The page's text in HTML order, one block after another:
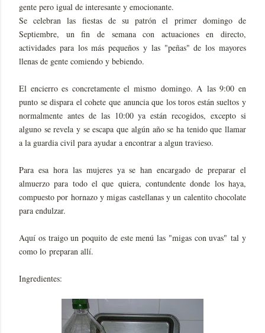
gente pero igual de interesante y emocionante.
Se celebran las fiestas de su patrón el primer domingo de
Septiembre, un fin de semana con actuaciones en directo,
actividades para los más pequeños y las "peñas" de los mayores
llenas de gente comiendo y bebiendo.
El encierro es concretamente el mismo domingo. A las 9:00 en
punto se dispara el cohete que anuncia que los toros están sueltos y
normalmente antes de las 10:00 ya están recogidos, excepto si
alguno se revela y se escapa que algún año se ha tenido que llamar
a la guardia civil para ayudar a encontrar a algun travieso.
Para esa hora las mujeres ya se han encargado de preparar el
almuerzo para todo el que quiera, contundente donde los haya,
compuesto por hornazo y migas castellanas y un calentito chocolate
para endulzar.
Aquí os traigo un poquito de este menú las "migas con uvas" tal y
como lo preparan allí.
Ingredientes: